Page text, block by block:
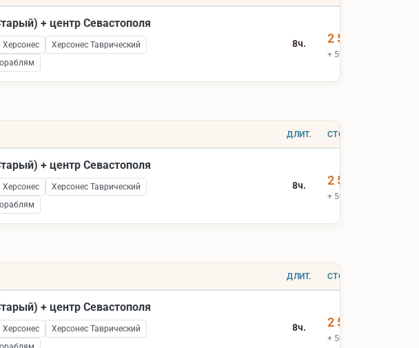
+ центр Севастополя
Херсонес Таврический
8ч. 2 500 ₽
+ 500 ₽ вх.билеты
ДЛИТ. СТОИМОСТЬ
+ центр Севастополя
Херсонес Таврический
8ч. 2 500 ₽
+ 500 ₽ вх.билеты
ДЛИТ. СТОИМОСТЬ
+ центр Севастополя
Херсонес Таврический
8ч. 2 500 ₽
+ 500 ₽ вх.билеты